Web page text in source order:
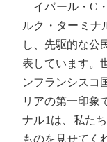
イバール・C
ルク・ターミナ
し、先駆的な公
表しています。
ンフランシスコ
リアの第一印象
ナル1は、私た
ものを見せてく